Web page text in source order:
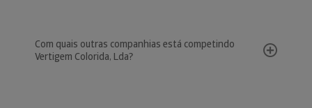
Com quais outras companhias está competindo
Vertigem Colorida, Lda?